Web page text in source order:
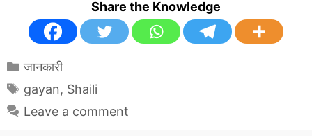
Share the Knowledge
Categories
जानकारी
Tags
gayan, Shaili
Leave a comment